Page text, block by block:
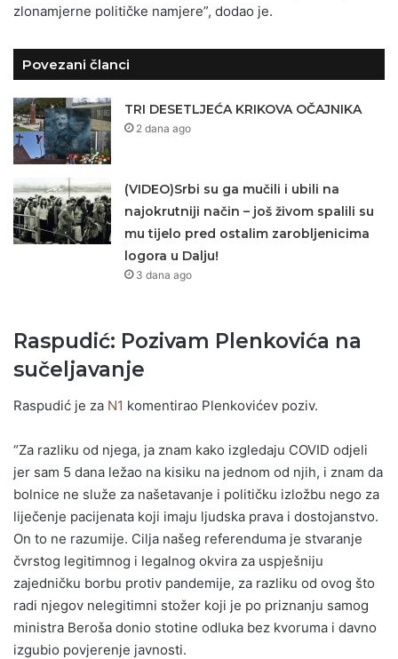
zlonamjerne političke namjere”, dodao je.
Povezani članci
TRI DESETLJEĆA KRIKOVA OČAJNIKA
2 dana ago
(VIDEO)Srbi su ga mučili i ubili na
najokrutniji način – još živom spalili su
mu tijelo pred ostalim zarobljenicima
logora u Dalju!
3 dana ago
Raspudić: Pozivam Plenkovića na
sučeljavanje
Raspudić je za N1 komentirao Plenkovićev poziv.
“Za razliku od njega, ja znam kako izgledaju COVID odjeli
jer sam 5 dana ležao na kisiku na jednom od njih, i znam da
bolnice ne služe za našetavanje i političku izložbu nego za
liječenje pacijenata koji imaju ljudska prava i dostojanstvo.
On to ne razumije. Cilja našeg referenduma je stvaranje
čvrstog legitimnog i legalnog okvira za uspješniju
zajedničku borbu protiv pandemije, za razliku od ovog što
radi njegov nelegitimni stožer koji je po priznanju samog
ministra Beroša donio stotine odluka bez kvoruma i davno
izgubio povjerenje javnosti.